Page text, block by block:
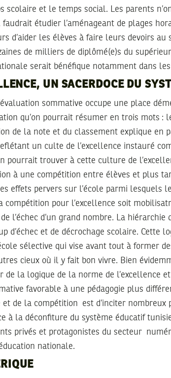
scolaire et le temps social. Les parents
étudier l’aménageant de plages
d’aider les élèves à faire leurs devoirs au
de milliers de diplômé(e)s du
serait bénéfique notamment dans
UN SACERDOCE DU
sommative occupe une place
qu’on pourrait résumer en trois mots :
de la note et du classement explique en
un culte de l’excellence instauré
pourrait trouver à cette culture de
à une compétition entre élèves et plus
effets pervers sur l’école parmi lesquels
pour l’excellence soit
l’échec d’un grand nombre. La hiérarchie
d’échec et de décrochage scolaire. Cette
sélective qui vise avant tout à former
cieux où il y fait bon vivre. Bien
de la logique de la norme de l’excellence
favorable à une pédagogie plus
et de la compétition est d’inciter nombreux
à la déconfiture du système éducatif
privés et protagonistes du secteur
nationale.